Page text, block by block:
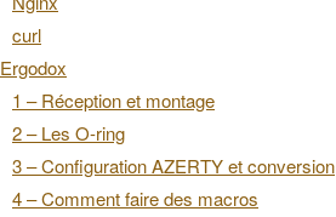
curl
Ergodox
1 – Réception et montage
2 – Les O-ring
3 – Configuration AZERTY et conversion
4 – Comment faire des macros